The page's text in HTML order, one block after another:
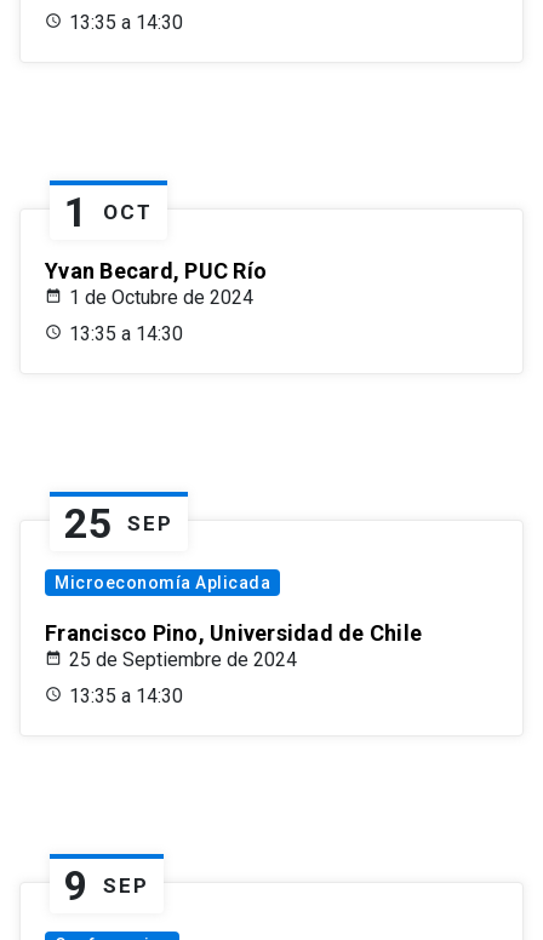
13:35 a 14:30
1 OCT
Yvan Becard, PUC Río
1 de Octubre de 2024
13:35 a 14:30
25 SEP
Microeconomía Aplicada
Francisco Pino, Universidad de Chile
25 de Septiembre de 2024
13:35 a 14:30
9 SEP